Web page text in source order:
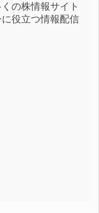
の株情報サイト
役立つ情報配信